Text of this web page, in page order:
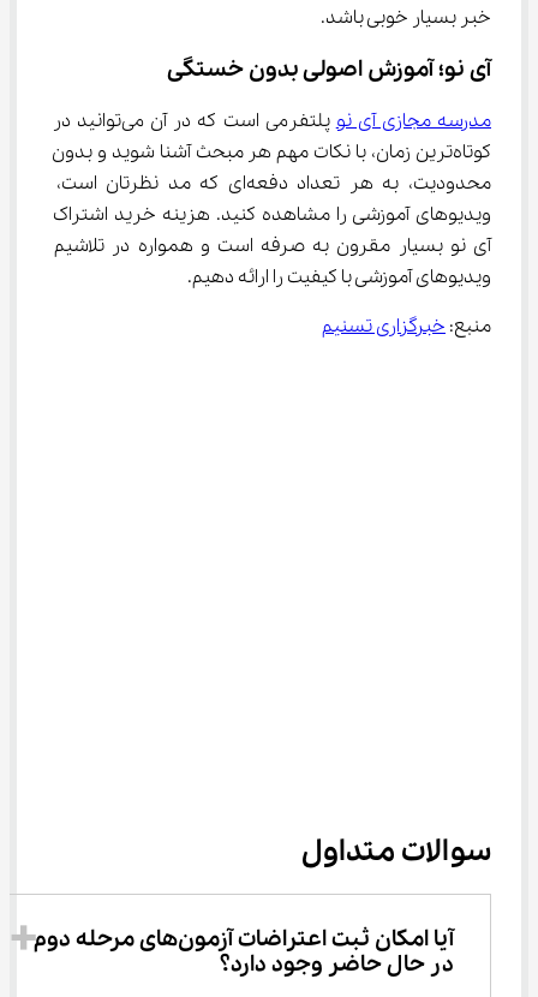
خبر بسیار خوبی باشد.
آی نو؛ آموزش اصولی بدون خستگی
مدرسه مجازی آی نو
پلتفرمی است که در آن می‌توانید در
کوتاه‌ترین زمان، با نکات مهم هر مبحث آشنا شوید و بدون
محدودیت، به هر تعداد دفعه‌ای که مد نظرتان است،
ویدیوهای آموزشی را مشاهده کنید. هزینه خرید اشتراک
آی نو بسیار مقرون به صرفه است و همواره در تلاشیم
ویدیوهای آموزشی با کیفیت را ارائه دهیم.
منبع: خبرگزاری تسنیم
سوالات متداول
آیا امکان ثبت اعتراضات آزمون‌های مرحله دوم
در حال حاضر وجود دارد؟